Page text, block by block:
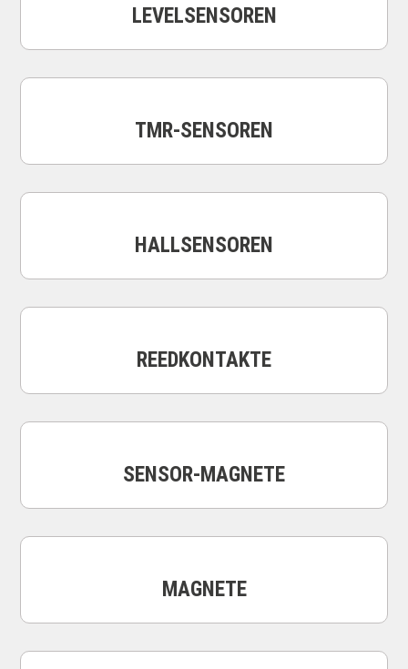
LEVELSENSOREN
TMR-SENSOREN
HALLSENSOREN
REEDKONTAKTE
SENSOR-MAGNETE
MAGNETE